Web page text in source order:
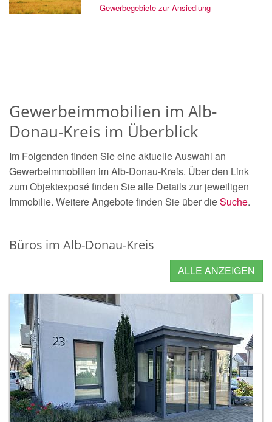
Gewerbegebiete zur Ansiedlung
Gewerbeimmobilien im Alb-
Donau-Kreis im Überblick
Im Folgenden finden Sie eine aktuelle Auswahl an
Gewerbeimmobilien im Alb-Donau-Kreis. Über den Link
zum Objektexposé finden Sie alle Details zur jeweiligen
Immobilie. Weitere Angebote finden Sie über dieSuche.
Büros im Alb-Donau-Kreis
ALLE ANZEIGEN